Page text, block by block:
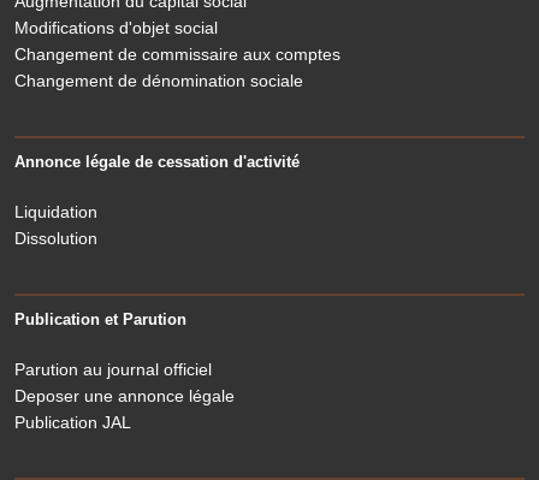
Modifications d'objet social
Changement de commissaire aux comptes
Changement de dénomination sociale
Annonce légale de cessation d'activité
Liquidation
Dissolution
Publication et Parution
Parution au journal officiel
Deposer une annonce légale
Publication JAL